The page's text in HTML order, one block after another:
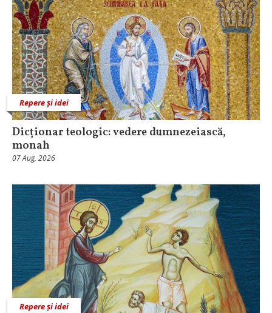
Repere și idei
Dicționar teologic: vedere dumnezeiască,
monah
07 Aug, 2026
Repere și idei